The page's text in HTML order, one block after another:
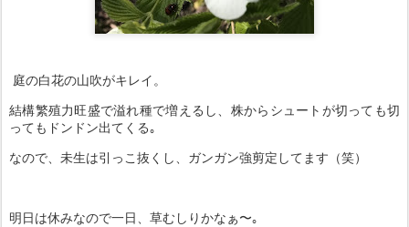
庭の白花の山吹がキレイ。
結構繁殖力旺盛で溢れ種で増えるし、株からシュートが切っても切
ってもドンドン出てくる｡
なので、未生は引っこ抜くし、ガンガン強剪定してます（笑）
明日は休みなので一日、草むしりかなぁ〜｡